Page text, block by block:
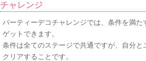
チャレンジ
パーティーデコチャレンジでは、条件を満
ゲットできます。
条件は全てのステージで共通ですが、自分
クリアすることです。